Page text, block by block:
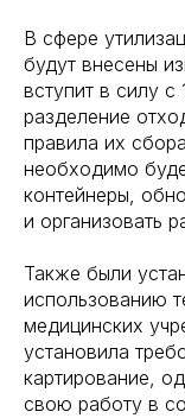
В сфере
будут внесены
вступит в силу с
разделение
правила их
необходимо
контейнеры,
и организовать
Также были
использованию
медицинских
установила
картирование,
свою работу в